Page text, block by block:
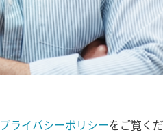
プライバシーポリシーをご覧く